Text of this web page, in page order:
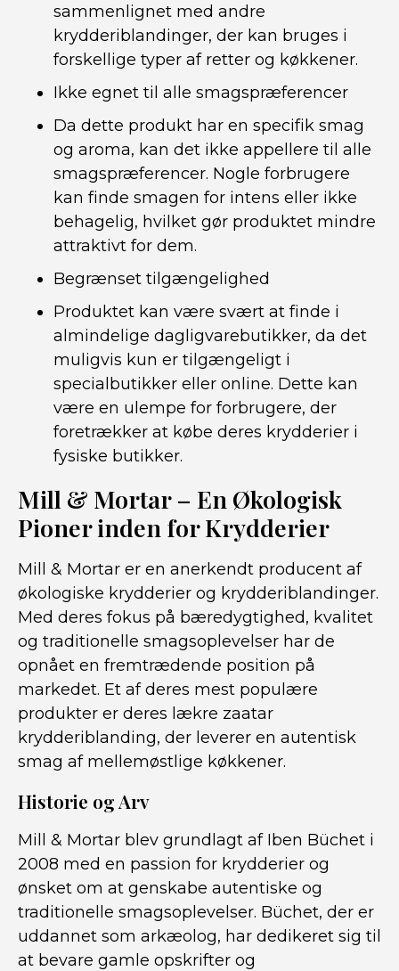
sammenlignet med andre
krydderiblandinger, der kan bruges i
forskellige typer af retter og køkkener.
Ikke egnet til alle smagspræferencer
Da dette produkt har en specifik smag
og aroma, kan det ikke appellere til alle
smagspræferencer. Nogle forbrugere
kan finde smagen for intens eller ikke
behagelig, hvilket gør produktet mindre
attraktivt for dem.
Begrænset tilgængelighed
Produktet kan være svært at finde i
almindelige dagligvarebutikker, da det
muligvis kun er tilgængeligt i
specialbutikker eller online. Dette kan
være en ulempe for forbrugere, der
foretrækker at købe deres krydderier i
fysiske butikker.
Mill & Mortar – En Økologisk
Pioner inden for Krydderier
Mill & Mortar er en anerkendt producent af
økologiske krydderier og krydderiblandinger.
Med deres fokus på bæredygtighed, kvalitet
og traditionelle smagsoplevelser har de
opnået en fremtrædende position på
markedet. Et af deres mest populære
produkter er deres lækre zaatar
krydderiblanding, der leverer en autentisk
smag af mellemøstlige køkkener.
Historie og Arv
Mill & Mortar blev grundlagt af Iben Büchet i
2008 med en passion for krydderier og
ønsket om at genskabe autentiske og
traditionelle smagsoplevelser. Büchet, der er
uddannet som arkæolog, har dedikeret sig til
at bevare gamle opskrifter og